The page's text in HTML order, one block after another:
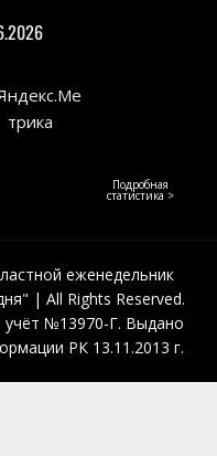
Подробная
статистика >
еженедельник
| All Rights Reserved.
учёт №13970-Г. Выдано
РК 13.11.2013 г.